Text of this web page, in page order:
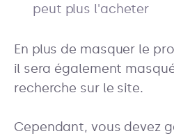
peut plus l'acheter
En plus de masquer le
il sera également
recherche sur le site.
Cependant, vous devez